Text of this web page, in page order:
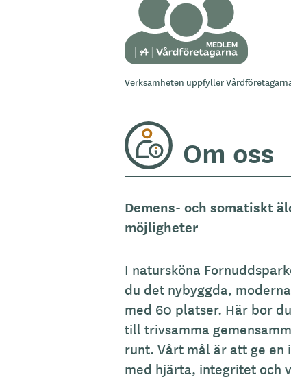
Verksamheten uppfyller
Om oss
Demens- och somatiskt
möjligheter
I natursköna
du det nybyggda,
med 60 platser. Här bor
till trivsamma
runt. Vårt mål är att ge
med hjärta, integritet och